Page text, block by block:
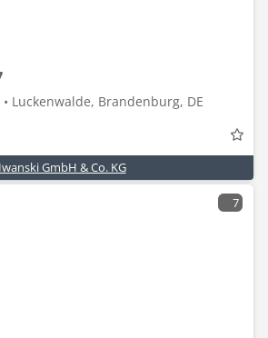
Luckenwalde, Brandenburg, DE
Iwanski GmbH & Co. KG
7